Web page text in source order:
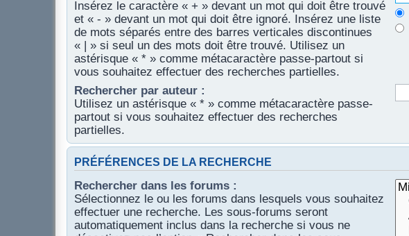
Insérez le caractère « + » devant un mot qui doit être trouvé
et « - » devant un mot qui doit être ignoré. Insérez une liste
de mots séparés entre des barres verticales discontinues
« | » si seul un des mots doit être trouvé. Utilisez un
astérisque « * » comme métacaractère passe-partout si
vous souhaitez effectuer des recherches partielles.
Rechercher par auteur :
Utilisez un astérisque « * » comme métacaractère passe-
partout si vous souhaitez effectuer des recherches
partielles.
PRÉFÉRENCES DE LA RECHERCHE
Rechercher dans les forums :
Sélectionnez le ou les forums dans lesquels vous souhaitez
effectuer une recherche. Les sous-forums seront
automatiquement inclus dans la recherche si vous ne